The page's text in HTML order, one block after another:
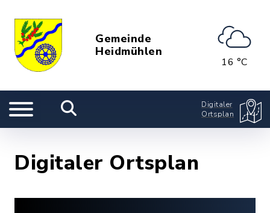
Gemeinde
Heidmühlen
16 °C
Digitaler
Ortsplan
Digitaler Ortsplan